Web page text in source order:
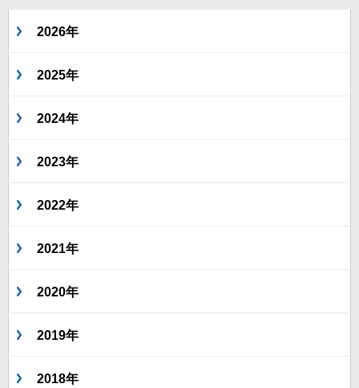
2026年
2025年
2024年
2023年
2022年
2021年
2020年
2019年
2018年